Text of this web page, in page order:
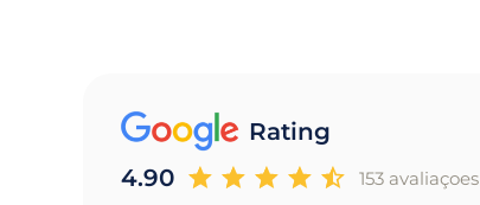
Rating
4.90
153 avaliaçoes